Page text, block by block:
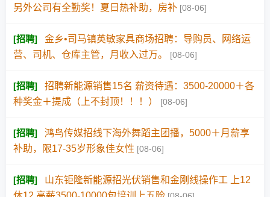
另外公司有全勤奖！夏日热补助，房补 [08-06]
[招聘]
金乡•司马镇英敏家具商场招聘：导购员、网络运
营、司机、仓库主管，月收入过万。
[08-06]
[招聘]
招聘新能源销售15名 薪资待遇：3500-20000＋各
种奖金＋提成（上不封顶！！！）
[08-06]
[招聘]
鸿鸟传媒招线下海外舞蹈主团播，5000＋月薪享
补助，限17-35岁形象佳女性 [08-06]
[招聘]
山东钜隆新能源招光伏销售和金刚线操作工 上12